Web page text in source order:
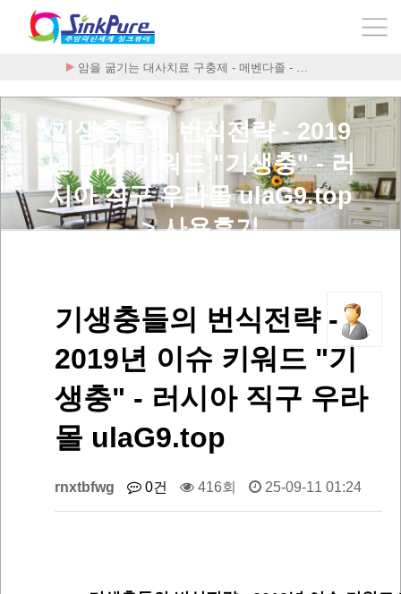
암을 굶기는 대사치료 구충제 - 메벤다졸 - …
폰테크 처벌≫ 클릭 랭킹 Best 5 보기~!
기생충들의 번식전략 - 2019
년 이슈 키워드 "기생충" - 러
시아 직구 우라몰 ulaG9.top
> 사용후기
기생충들의 번식전략 -
2019년 이슈 키워드 "기
생충" - 러시아 직구 우라
몰 ulaG9.top
rnxtbfwg 0건 416회 25-09-11 01:24